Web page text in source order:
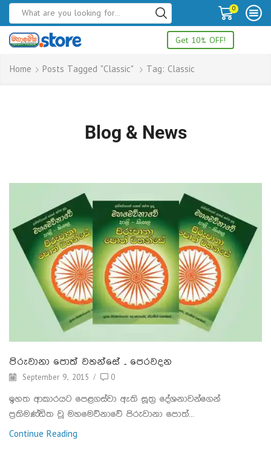
0
Get 10% OFF!
Home Posts Tagged "classic" Tag: Classic
Blog & News
පිරුවානා පොත් වහන්සේ – පෙරවදන
September 9, 2015 / 0
ඉහත ආකාරයට පෙළගස්වා ඇති සූත්‍ර දේශනාවන්ගෙන්
ප්‍රතිමණ්ඩිත වූ මහමෙව්නාවේ පිරුවානා පොත්...
Continue Reading